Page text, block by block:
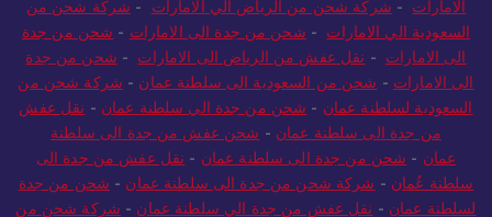
الامارات - شركة شحن من الرياض الي الامارات - شركة شحن من
السعودية الي الامارات- شحن من جدة الى الامارات -شحن من جدة
الى الامارات- نقل عفش من الرياض الى الامارات -شحن من جدة
الى الامارات
-شحن من السعودية الى سلطنة عمان - شركة شحن من
السعودية لسلطنة عمان- شحن من جدة الي سلطنة عمان -
نقل عفش
من جدة الى سلطنة عمان
-شحن عفش من جدة الى سلطنة
عمان - شحن من جدة الى سلطنة عمان -نقل عفش من جدة الى
سلطنة عُمان - شركة شحن من جدة الى سلطنة عمان -
شحن من جدة